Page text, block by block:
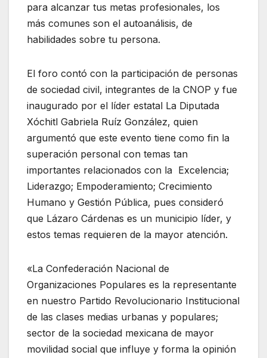
para alcanzar tus metas profesionales, los
más comunes son el autoanálisis, de
habilidades sobre tu persona.
El foro contó con la participación de personas
de sociedad civil, integrantes de la CNOP y fue
inaugurado por el líder estatal La Diputada
Xóchitl Gabriela Ruíz González, quien
argumentó que este evento tiene como fin la
superación personal con temas tan
importantes relacionados con la Excelencia;
Liderazgo; Empoderamiento; Crecimiento
Humano y Gestión Pública, pues consideró
que Lázaro Cárdenas es un municipio líder, y
estos temas requieren de la mayor atención.
«La Confederación Nacional de
Organizaciones Populares es la representante
en nuestro Partido Revolucionario Institucional
de las clases medias urbanas y populares;
sector de la sociedad mexicana de mayor
movilidad social que influye y forma la opinión